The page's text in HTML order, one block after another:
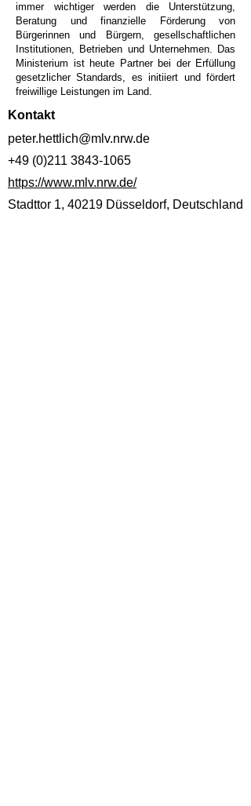
immer wichtiger werden die Unterstützung,
Beratung und finanzielle Förderung von
Bürgerinnen und Bürgern, gesellschaftlichen
Institutionen, Betrieben und Unternehmen. Das
Ministerium ist heute Partner bei der Erfüllung
gesetzlicher Standards, es initiiert und fördert
freiwillige Leistungen im Land.
Kontakt
peter.hettlich@mlv.nrw.de
+49 (0)211 3843-1065
https://www.mlv.nrw.de/
Stadttor 1, 40219 Düsseldorf, Deutschland